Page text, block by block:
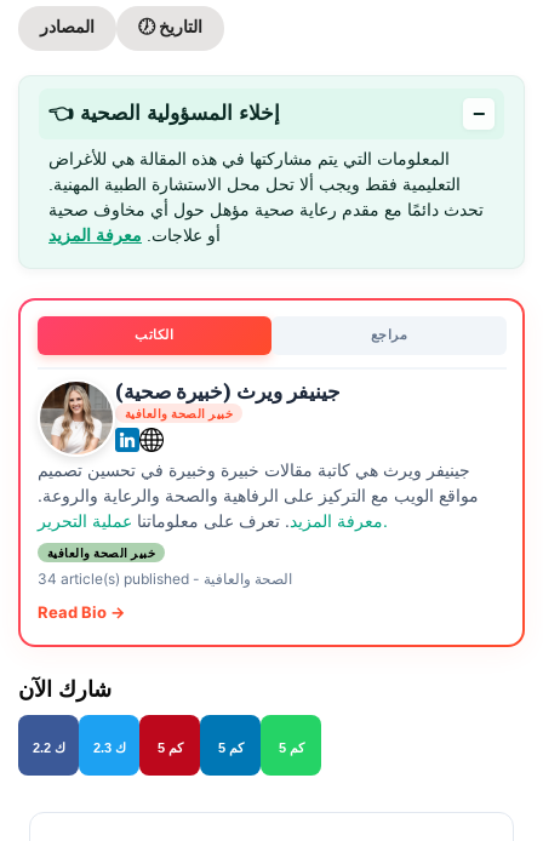
المصادر 🕖 التاريخ
👈 إخلاء المسؤولية الصحية −
المعلومات التي يتم مشاركتها في هذه المقالة هي للأغراض
التعليمية فقط ويجب ألا تحل محل الاستشارة الطبية المهنية.
تحدث دائمًا مع مقدم رعاية صحية مؤهل حول أي مخاوف صحية
أو علاجات. معرفة المزيد
الكاتب مراجع
جينيفر ويرث (خبيرة صحية)
خبير الصحة والعافية
جينيفر ويرث هي كاتبة مقالات خبيرة وخبيرة في تحسين تصميم
مواقع الويب مع التركيز على الرفاهية والصحة والرعاية والروعة.
معرفة المزيد. تعرف على معلوماتنا عملية التحرير.
خبير الصحة والعافية
34 article(s) published- الصحة والعافية
Read Bio →
شارك الآن
2.2 ك 2.3 ك 5 كم 5 كم 5 كم